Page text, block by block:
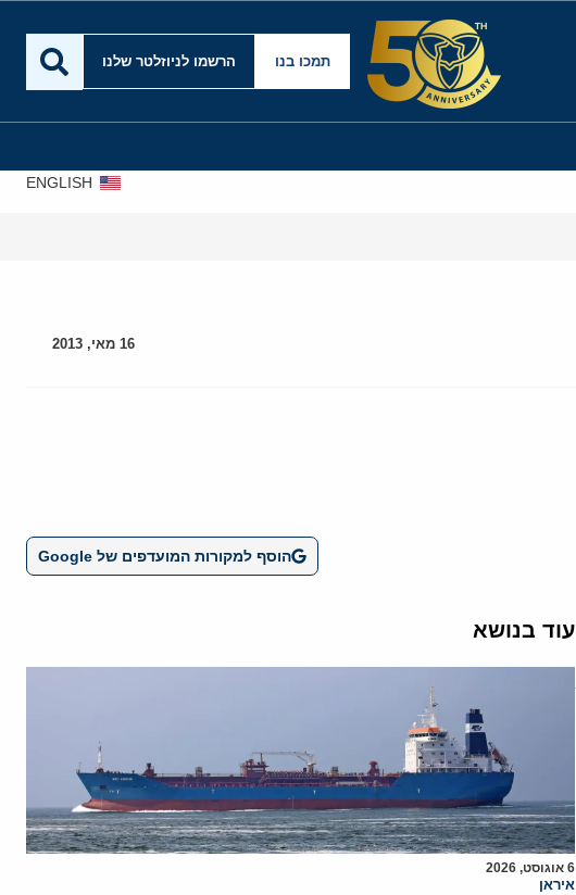
תמכו בנו הרשמו לניוזלטר שלנו
ENGLISH
16 מאי, 2013
הוסף למקורות המועדפים של Google
עוד בנושא
6 אוגוסט, 2026
איראן